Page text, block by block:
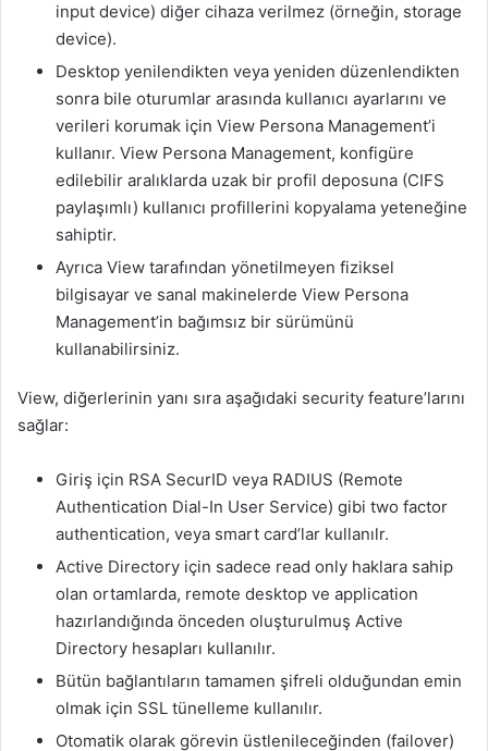
input device) diğer cihaza verilmez (örneğin, storage
device).
Desktop yenilendikten veya yeniden düzenlendikten
sonra bile oturumlar arasında kullanıcı ayarlarını ve
verileri korumak için View Persona Management’i
kullanır. View Persona Management, konfigüre
edilebilir aralıklarda uzak bir profil deposuna (CIFS
paylaşımlı) kullanıcı profillerini kopyalama yeteneğine
sahiptir.
Ayrıca View tarafından yönetilmeyen fiziksel
bilgisayar ve sanal makinelerde View Persona
Management’in bağımsız bir sürümünü
kullanabilirsiniz.
View, diğerlerinin yanı sıra aşağıdaki security feature’larını
sağlar:
Giriş için RSA SecurID veya RADIUS (Remote
Authentication Dial-In User Service) gibi two factor
authentication, veya smart card’lar kullanılr.
Active Directory için sadece read only haklara sahip
olan ortamlarda, remote desktop ve application
hazırlandığında önceden oluşturulmuş Active
Directory hesapları kullanılır.
Bütün bağlantıların tamamen şifreli olduğundan emin
olmak için SSL tünelleme kullanılır.
Otomatik olarak görevin üstlenileceğinden (failover)